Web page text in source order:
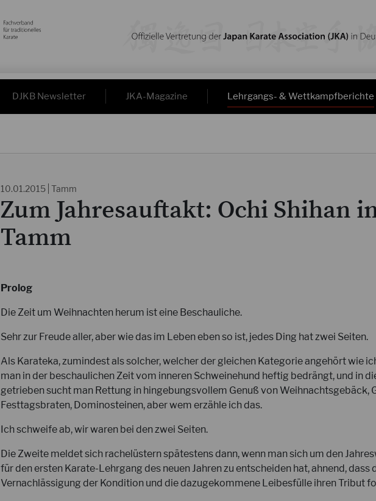
DJKB Newsletter JKA-Magazine Lehrgangs- & Wettkampfberichte
10.01.2015 Tamm
Zum Jahresauftakt: Ochi Shihan
Tamm
Prolog
Die Zeit um Weihnachten herum ist eine Beschauliche.
Sehr zur Freude aller, aber wie das im Leben eben so ist, jedes Ding hat zwei Seiten.
Als Karateka, zumindest als solcher, welcher der gleichen Kategorie angehört wie
man in der beschaulichen Zeit vom inneren Schweinehund heftig bedrängt, und in
getrieben sucht man Rettung in hingebungsvollem Genuß von Weihnachtsgebäck,
Festtagsbraten, Dominosteinen, aber wem erzähle ich das.
Ich schweife ab, wir waren bei den zwei Seiten.
Die Zweite meldet sich rachelüstern spätestens dann, wenn man sich um den
für den ersten Karate-Lehrgang des neuen Jahren zu entscheiden hat, ahnend, dass
Vernachlässigung der Kondition und die dazugekommene Leibesfülle ihren Tribut